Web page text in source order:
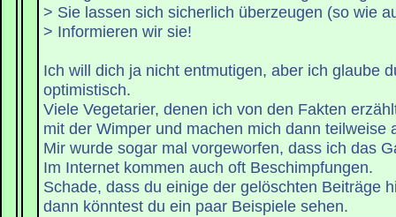
> Sie lassen sich sicherlich überzeugen (so wie
> Informieren wir sie!
Ich will dich ja nicht entmutigen, aber ich glaube
optimistisch.
Viele Vegetarier, denen ich von den Fakten
mit der Wimper und machen mich dann teilweise
Mir wurde sogar mal vorgeworfen, dass ich das
Im Internet kommen auch oft Beschimpfungen.
Schade, dass du einige der gelöschten Beiträge
dann könntest du ein paar Beispiele sehen.